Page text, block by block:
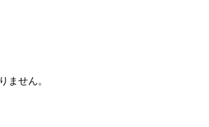
ません。